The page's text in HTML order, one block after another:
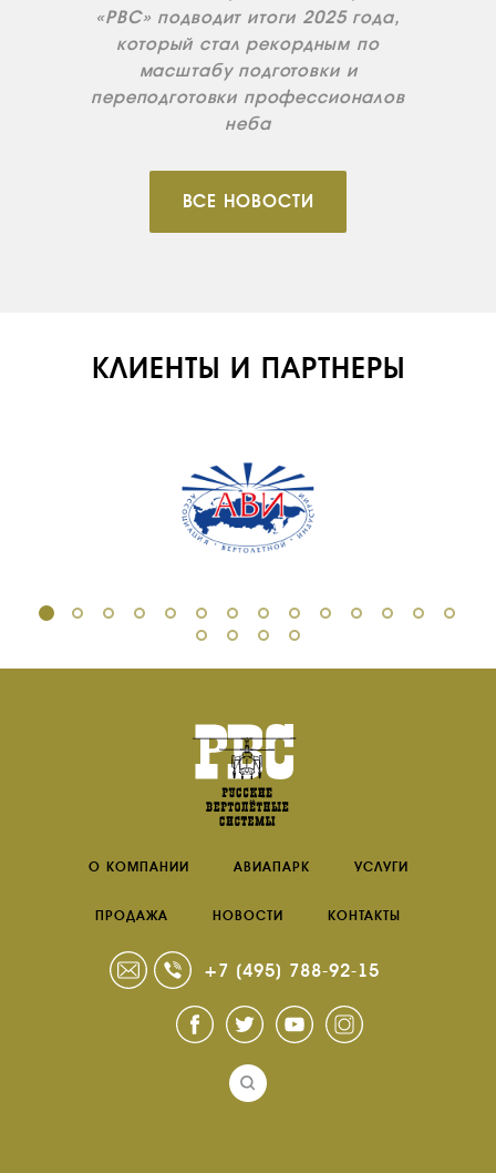
«РВС» подводит итоги 2025 года,
который стал рекордным по
масштабу подготовки и
переподготовки профессионалов
неба
ВСЕ НОВОСТИ
КЛИЕНТЫ И ПАРТНЕРЫ
О КОМПАНИИ АВИАПАРК УСЛУГИ
ПРОДАЖА НОВОСТИ КОНТАКТЫ
+7 (495) 788-92-15